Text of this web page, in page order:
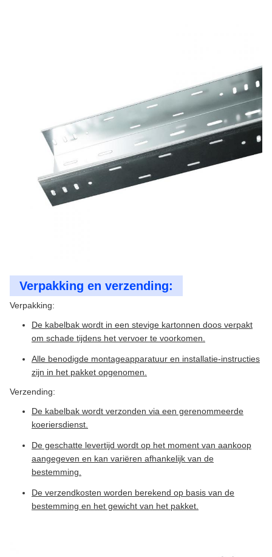
Verpakking en verzending:
Verpakking:
De kabelbak wordt in een stevige kartonnen doos verpakt
om schade tijdens het vervoer te voorkomen.
Alle benodigde montageapparatuur en installatie-instructies
zijn in het pakket opgenomen.
Verzending:
De kabelbak wordt verzonden via een gerenommeerde
koeriersdienst.
De geschatte levertijd wordt op het moment van aankoop
aangegeven en kan variëren afhankelijk van de
bestemming.
De verzendkosten worden berekend op basis van de
bestemming en het gewicht van het pakket.